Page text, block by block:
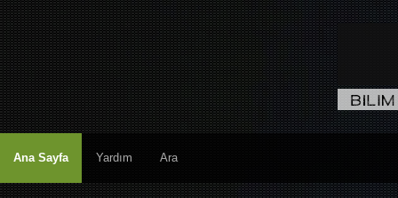
Ana Sayfa Yardım Ara